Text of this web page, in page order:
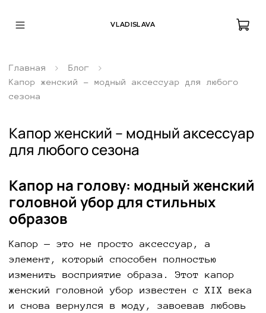
VLADISLAVA
Главная
Блог
Капор женский – модный аксессуар для любого
сезона
Капор женский – модный аксессуар
для любого сезона
Капор на голову: модный женский
головной убор для стильных
образов
Капор — это не просто аксессуар, а
элемент, который способен полностью
изменить восприятие образа. Этот капор
женский головной убор известен с XIX века
и снова вернулся в моду, завоевав любовь